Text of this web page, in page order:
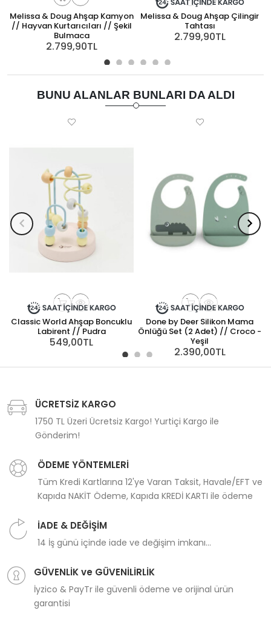
Melissa & Doug Ahşap Kamyon
// Hayvan Kurtarıcıları // Şekil
Bulmaca
2.799,90TL
Melissa & Doug Ahşap Çilingir
Tahtası
2.799,90TL
BUNU ALANLAR BUNLARI DA ALDI
Classic World Ahşap Boncuklu
Labirent // Pudra
549,00TL
Done by Deer Silikon Mama
Önlüğü Set (2 Adet) // Croco -
Yeşil
2.390,00TL
ÜCRETSİZ KARGO
1750 TL Üzeri Ücretsiz Kargo! Yurtiçi Kargo ile
Gönderim!
ÖDEME YÖNTEMLERİ
Tüm Kredi Kartlarına 12'ye Varan Taksit, Havale/EFT ve
Kapıda NAKİT Ödeme, Kapıda KREDİ KARTI ile ödeme
İADE & DEĞİŞİM
14 İş günü içinde iade ve değişim imkanı...
GÜVENLİK ve GÜVENİLİRLİK
İyzico & PayTr ile güvenli ödeme ve orijinal ürün
garantisi